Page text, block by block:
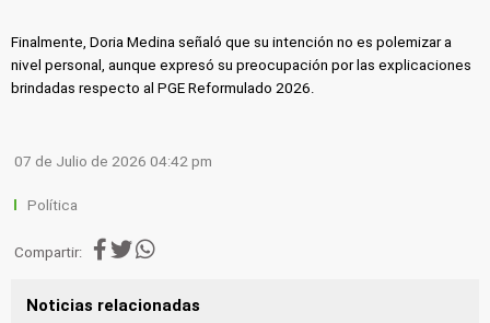
Finalmente, Doria Medina señaló que su intención no es polemizar a
nivel personal, aunque expresó su preocupación por las explicaciones
brindadas respecto al PGE Reformulado 2026.
07 de Julio de 2026 04:42 pm
Política
Compartir:
Noticias relacionadas